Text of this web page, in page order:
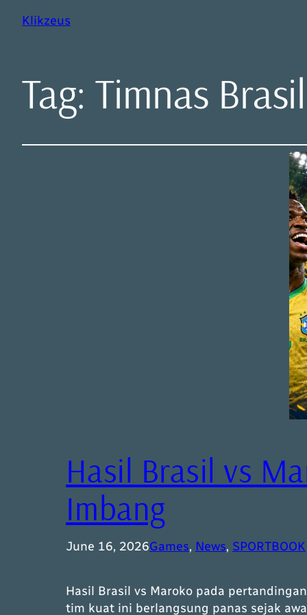
Klikzeus
Tag: Timnas Brasil
Hasil Brasil vs
Imbang
June 16, 2026Games, News, SPORTBOOK
Hasil Brasil vs Maroko pada
tim kuat ini berlangsung panas sejak